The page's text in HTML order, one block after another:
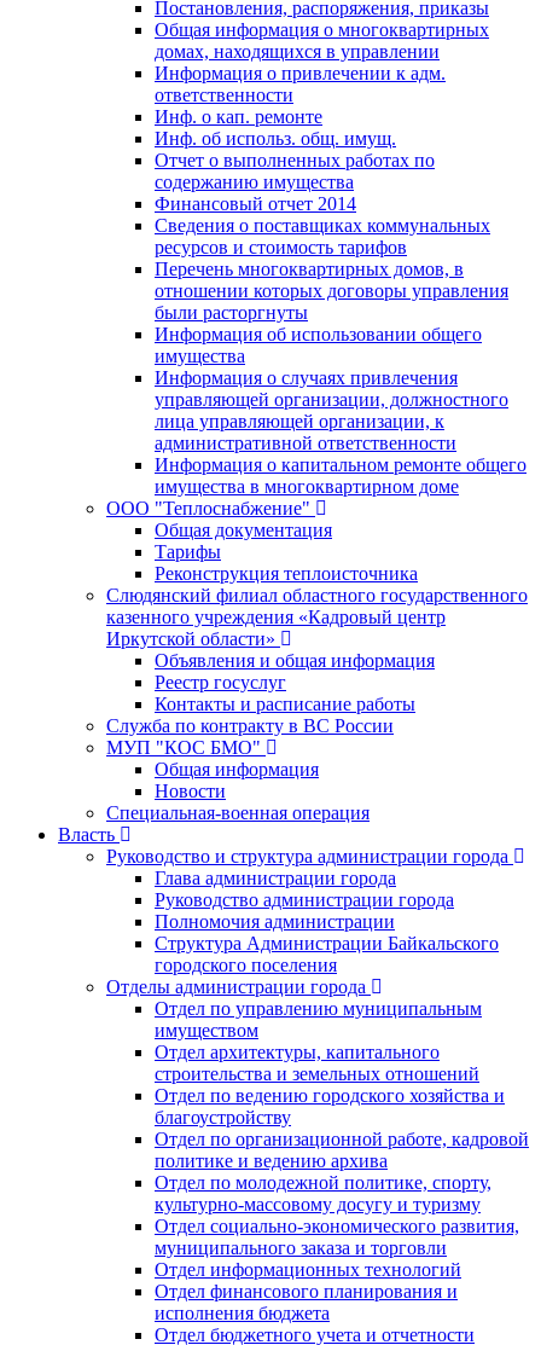
Постановления, распоряжения, приказы
Общая информация о многоквартирных
домах, находящихся в управлении
Информация о привлечении к адм.
ответственности
Инф. о кап. ремонте
Инф. об использ. общ. имущ.
Отчет о выполненных работах по
содержанию имущества
Финансовый отчет 2014
Сведения о поставщиках коммунальных
ресурсов и стоимость тарифов
Перечень многоквартирных домов, в
отношении которых договоры управления
были расторгнуты
Информация об использовании общего
имущества
Информация о случаях привлечения
управляющей организации, должностного
лица управляющей организации, к
административной ответственности
Информация о капитальном ремонте общего
имущества в многоквартирном доме
ООО "Теплоснабжение"
Общая документация
Тарифы
Реконструкция теплоисточника
Слюдянский филиал областного государственного
казенного учреждения «Кадровый центр
Иркутской области»
Объявления и общая информация
Реестр госуслуг
Контакты и расписание работы
Служба по контракту в ВС России
МУП "КОС БМО"
Общая информация
Новости
Специальная-военная операция
Власть
Руководство и структура администрации города
Глава администрации города
Руководство администрации города
Полномочия администрации
Структура Администрации Байкальского
городского поселения
Отделы администрации города
Отдел по управлению муниципальным
имуществом
Отдел архитектуры, капитального
строительства и земельных отношений
Отдел по ведению городского хозяйства и
благоустройству
Отдел по организационной работе, кадровой
политике и ведению архива
Отдел по молодежной политике, спорту,
культурно-массовому досугу и туризму
Отдел социально-экономического развития,
муниципального заказа и торговли
Отдел информационных технологий
Отдел финансового планирования и
исполнения бюджета
Отдел бюджетного учета и отчетности